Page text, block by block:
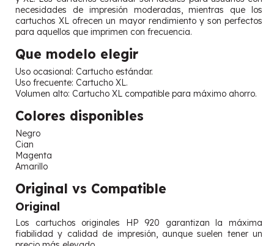
necesidades de impresión moderadas, mientras que los
cartuchos XL ofrecen un mayor rendimiento y son perfectos
para aquellos que imprimen con frecuencia.
Que modelo elegir
Uso ocasional: Cartucho estándar.
Uso frecuente: Cartucho XL.
Volumen alto: Cartucho XL compatible para máximo ahorro.
Colores disponibles
Negro
Cian
Magenta
Amarillo
Original vs Compatible
Original
Los cartuchos originales HP 920 garantizan la máxima
fiabilidad y calidad de impresión, aunque suelen tener un